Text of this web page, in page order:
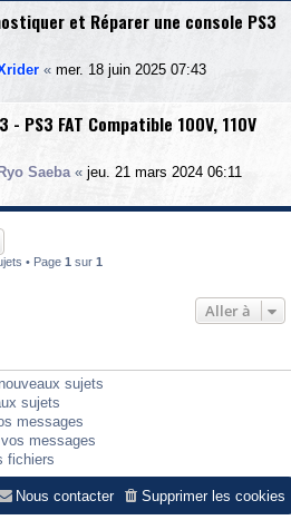
et Réparer une console PS3
« mer. 18 juin 2025 07:43
PS3 FAT Compatible 100V, 110V
Ryo Saeba« jeu. 21 mars 2024 06:11
• Page 1 sur 1
Aller à
sujets
sujets
messages
messages
fichiers
Supprimer les cookies
Nous contacter